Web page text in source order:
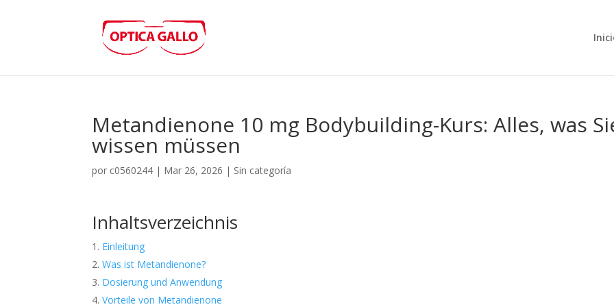
Metandienone 10 mg Bodybuilding-Kurs: Alles, was
wissen müssen
por c0560244 | Mar 26, 2026 | Sin categoría
Inhaltsverzeichnis
Einleitung
Was ist Metandienone?
Dosierung und Anwendung
Vorteile von Metandienone